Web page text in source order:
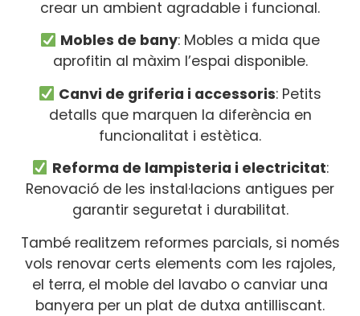
crear un ambient agradable i funcional.
Mobles de bany: Mobles a mida que
aprofitin al màxim l’espai disponible.
Canvi de griferia i accessoris: Petits
detalls que marquen la diferència en
funcionalitat i estètica.
Reforma de lampisteria i electricitat:
Renovació de les instal·lacions antigues per
garantir seguretat i durabilitat.
També realitzem reformes parcials, si només
vols renovar certs elements com les rajoles,
el terra, el moble del lavabo o canviar una
banyera per un plat de dutxa antilliscant.